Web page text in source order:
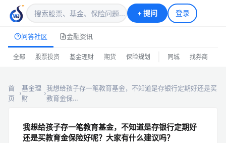
+提问 登录
问答社区 金融资讯
全部 股票投资 基金理财 期货 保险规划 同城 找券商
首
页
›
基金理
财
›
我想给孩子存一笔教育基金，不知道是存银行定期好还是买
教育金保…
我想给孩子存一笔教育基金，不知道是存银行定期好
还是买教育金保险好呢？大家有什么建议吗？